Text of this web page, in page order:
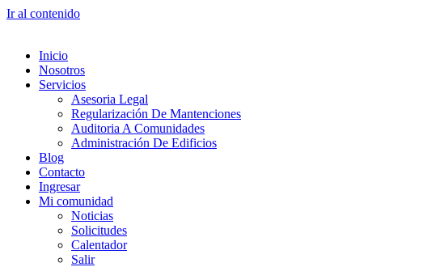
Ir al contenido
Inicio
Nosotros
Servicios
Asesoria Legal
Regularización De Mantenciones
Auditoria A Comunidades
Administración De Edificios
Blog
Contacto
Ingresar
Mi comunidad
Noticias
Solicitudes
Calentador
Salir